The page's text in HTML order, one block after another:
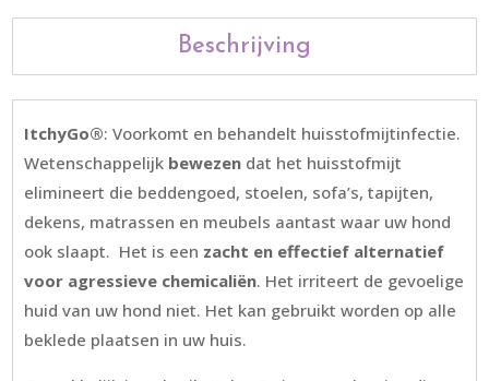
Beschrijving
ItchyGo®: Voorkomt en behandelt huisstofmijtinfectie.
Wetenschappelijk bewezen dat het huisstofmijt
elimineert die beddengoed, stoelen, sofa’s, tapijten,
dekens, matrassen en meubels aantast waar uw hond
ook slaapt. Het is een zacht en effectief alternatief
voor agressieve chemicaliën. Het irriteert de gevoelige
huid van uw hond niet. Het kan gebruikt worden op alle
beklede plaatsen in uw huis.